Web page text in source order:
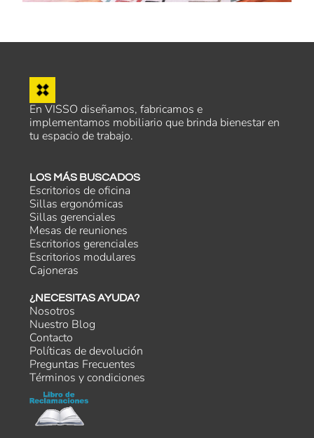
En VISSO diseñamos, fabricamos e
implementamos mobiliario que brinda bienestar en
tu espacio de trabajo.
LOS MÁS BUSCADOS
Escritorios de oficina
Sillas ergonómicas
Sillas gerenciales
Mesas de reuniones
Escritorios gerenciales
Escritorios modulares
Cajoneras
¿NECESITAS AYUDA?
Nosotros
Nuestro Blog
Contacto
Políticas de devolución
Preguntas Frecuentes
Términos y condiciones